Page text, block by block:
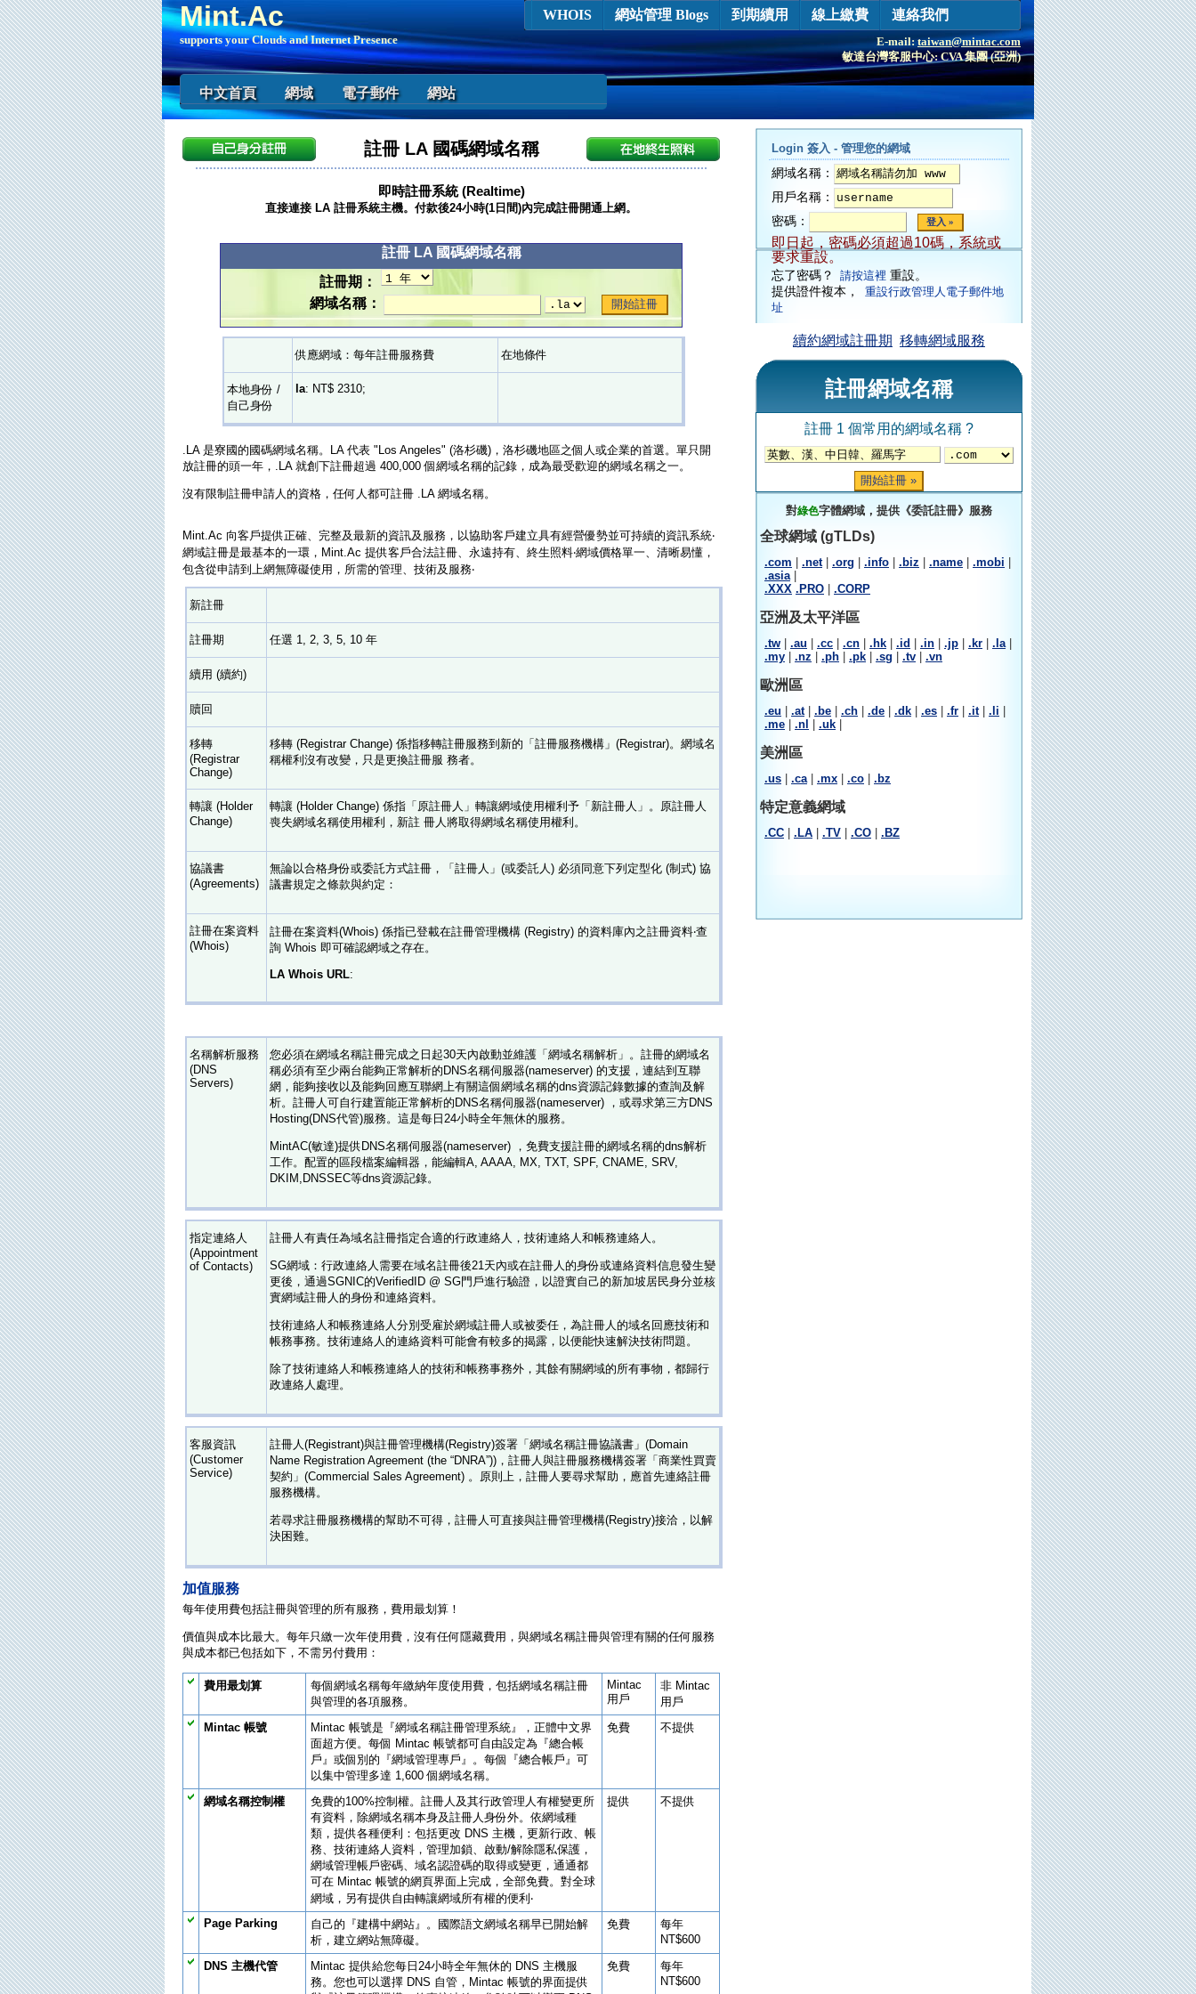
Mint.Ac
supports your Clouds and Internet Presence
WHOIS 網站管理 Blogs 到期續用 線上繳費 連絡我們
E-mail:taiwan@mintac.com
敏達台灣客服中心: CVA 集團 (亞洲)
中文首頁 網域 電子郵件 網站
註冊 LA 國碼網域名稱
即時註冊系統 (Realtime)
直接連接 LA 註冊系統主機。付款後24小時(1日間)內完成註冊開通上網。
註冊 LA 國碼網域名稱
註冊期：
網域名稱：
供應網域：每年註冊服務費 在地條件
本地身份 /
自己身份
la: NT$ 2310;
.LA 是寮國的國碼網域名稱。LA 代表 "Los Angeles" (洛杉磯)，洛杉磯地區之個人或企業的首選。單只開
放註冊的頭一年，.LA 就創下註冊超過 400,000 個網域名稱的記錄，成為最受歡迎的網域名稱之一。
沒有限制註冊申請人的資格，任何人都可註冊 .LA 網域名稱。
Mint.Ac 向客戶提供正確、完整及最新的資訊及服務，以協助客戶建立具有經營優勢並可持續的資訊系統‧
網域註冊是最基本的一環，Mint.Ac 提供客戶合法註冊、永遠持有、終生照料‧網域價格單一、清晰易懂，
包含從申請到上網無障礙使用，所需的管理、技術及服務‧
新註冊
註冊期 任選 1, 2, 3, 5, 10 年
續用 (續約)
贖回
移轉
(Registrar
Change)
移轉 (Registrar Change) 係指移轉註冊服務到新的「註冊服務機構」(Registrar)。網域名
稱權利沒有改變，只是更換註冊服 務者。
轉讓 (Holder
Change)
轉讓 (Holder Change) 係指「原註冊人」轉讓網域使用權利予「新註冊人」。原註冊人
喪失網域名稱使用權利，新註 冊人將取得網域名稱使用權利。
協議書
(Agreements)
無論以合格身份或委託方式註冊，「註冊人」(或委託人) 必須同意下列定型化 (制式) 協
議書規定之條款與約定：
註冊在案資料
(Whois)
註冊在案資料(Whois) 係指已登載在註冊管理機構 (Registry) 的資料庫內之註冊資料‧查
詢 Whois 即可確認網域之存在。
LA Whois URL:
名稱解析服務
(DNS
Servers)
您必須在網域名稱註冊完成之日起30天內啟動並維護「網域名稱解析」。註冊的網域名
稱必須有至少兩台能夠正常解析的DNS名稱伺服器(nameserver) 的支援，連結到互聯
網，能夠接收以及能夠回應互聯網上有關這個網域名稱的dns資源記錄數據的查詢及解
析。註冊人可自行建置能正常解析的DNS名稱伺服器(nameserver) ，或尋求第三方DNS
Hosting(DNS代管)服務。這是每日24小時全年無休的服務。
MintAC(敏達)提供DNS名稱伺服器(nameserver) ，免費支援註冊的網域名稱的dns解析
工作。配置的區段檔案編輯器，能編輯A, AAAA, MX, TXT, SPF, CNAME, SRV,
DKIM,DNSSEC等dns資源記錄。
指定連絡人
(Appointment
of Contacts)
註冊人有責任為域名註冊指定合適的行政連絡人，技術連絡人和帳務連絡人。
SG網域：行政連絡人需要在域名註冊後21天內或在註冊人的身份或連絡資料信息發生變
更後，通過SGNIC的VerifiedID @ SG門戶進行驗證，以證實自己的新加坡居民身分並核
實網域註冊人的身份和連絡資料。
技術連絡人和帳務連絡人分別受雇於網域註冊人或被委任，為註冊人的域名回應技術和
帳務事務。技術連絡人的連絡資料可能會有較多的揭露，以便能快速解決技術問題。
除了技術連絡人和帳務連絡人的技術和帳務事務外，其餘有關網域的所有事物，都歸行
政連絡人處理。
客服資訊
(Customer
Service)
註冊人(Registrant)與註冊管理機構(Registry)簽署「網域名稱註冊協議書」(Domain
Name Registration Agreement (the “DNRA”))，註冊人與註冊服務機構簽署「商業性買賣
契約」(Commercial Sales Agreement) 。原則上，註冊人要尋求幫助，應首先連絡註冊
服務機構。
若尋求註冊服務機構的幫助不可得，註冊人可直接與註冊管理機構(Registry)接洽，以解
決困難。
加值服務
每年使用費包括註冊與管理的所有服務，費用最划算！
價值與成本比最大。每年只繳一次年使用費，沒有任何隱藏費用，與網域名稱註冊與管理有關的任何服務
與成本都已包括如下，不需另付費用：
費用最划算
每個網域名稱每年繳納年度使用費，包括網域名稱註冊
與管理的各項服務。
Mintac
用戶
非 Mintac
用戶
Mintac 帳號
Mintac 帳號是『網域名稱註冊管理系統』，正體中文界
面超方便。每個 Mintac 帳號都可自由設定為『總合帳
戶』或個別的『網域管理專戶』。每個『總合帳戶』可
以集中管理多達 1,600 個網域名稱。
免費 不提供
網域名稱控制權
免費的100%控制權。註冊人及其行政管理人有權變更所
有資料，除網域名稱本身及註冊人身份外。依網域種
類，提供各種便利：包括更改 DNS 主機，更新行政、帳
務、技術連絡人資料，管理加鎖、啟動/解除隱私保護，
網域管理帳戶密碼、域名認證碼的取得或變更，通通都
可在 Mintac 帳號的網頁界面上完成，全部免費。對全球
網域，另有提供自由轉讓網域所有權的便利‧
提供 不提供
Page Parking
自己的『建構中網站』。國際語文網域名稱早已開始解
析，建立網站無障礙。
免費
每年
NT$600
DNS 主機代管
Mintac 提供給您每日24小時全年無休的 DNS 主機服
務。您也可以選擇 DNS 自管，Mintac 帳號的界面提供
免費
每年
NT$600
Login 簽入 - 管理您的網域
網域名稱：
用戶名稱：
密碼：
即日起，密碼必須超過10碼，系統或
要求重設。
忘了密碼？ 請按這裡 重設。
提供證件複本，
重設行政管理人電子郵件地
址
續約網域註冊期 移轉網域服務
註冊網域名稱
註冊 1 個常用的網域名稱 ?
對綠色字體網域，提供《委託註冊》服務
全球網域 (gTLDs)
.com | .net| .org | .info | .biz | .name | .mobi |
.asia |
.XXX .PRO | .CORP
亞洲及太平洋區
.tw | .au | .cc | .cn | .hk | .id | .in | .jp | .kr | .la |
.my | .nz | .ph | .pk | .sg | .tv | .vn
歐洲區
.eu | .at| .be | .ch | .de | .dk | .es | .fr | .it| .li |
.me | .nl | .uk |
美洲區
.us | .ca | .mx | .co | .bz
特定意義網域
.CC | .LA | .TV | .CO | .BZ